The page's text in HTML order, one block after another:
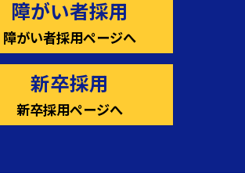
障がい者採用
障がい者採用ページへ
新卒採用
新卒採用ページへ